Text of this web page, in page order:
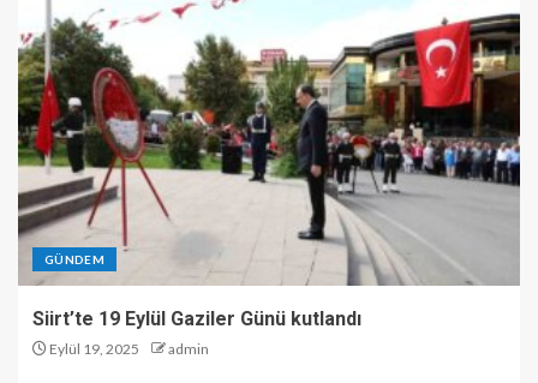
GÜNDEM
Siirt’te 19 Eylül Gaziler Günü kutlandı
Eylül 19, 2025 admin